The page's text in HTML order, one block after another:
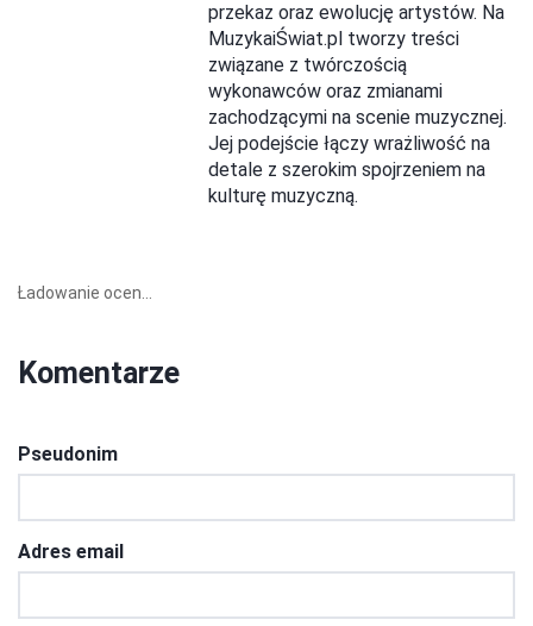
przekaz oraz ewolucję artystów. Na
MuzykaiŚwiat.pl tworzy treści
związane z twórczością
wykonawców oraz zmianami
zachodzącymi na scenie muzycznej.
Jej podejście łączy wrażliwość na
detale z szerokim spojrzeniem na
kulturę muzyczną.
Ładowanie ocen...
Komentarze
Pseudonim
Adres email